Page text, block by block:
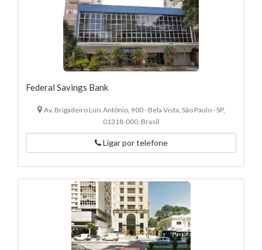
Federal Savings Bank
Av. Brigadeiro Luís Antônio, 900 - Bela Vista, São Paulo - SP,
01318-000, Brasil
Ligar por telefone